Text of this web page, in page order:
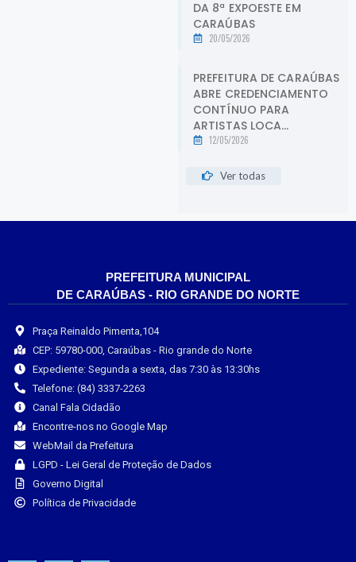
DA 8ª EXPOESTE EM
CARAÚBAS
20/05/2026
PREFEITURA DE CARAÚBAS
ABRE CREDENCIAMENTO
CONTÍNUO PARA
ARTISTAS LOCA...
12/05/2026
Ver todas
PREFEITURA MUNICIPAL
DE CARAÚBAS - RIO GRANDE DO NORTE
Praça Reinaldo Pimenta,104
CEP: 59780-000, Caraúbas - Rio grande do Norte
Expediente: Segunda a sexta, das 7:30 às 13:30hs
Telefone: (84) 3337-2263
Canal Fala Cidadão
Encontre-nos no Google Map
WebMail da Prefeitura
LGPD - Lei Geral de Proteção de Dados
Governo Digital
Política de Privacidade